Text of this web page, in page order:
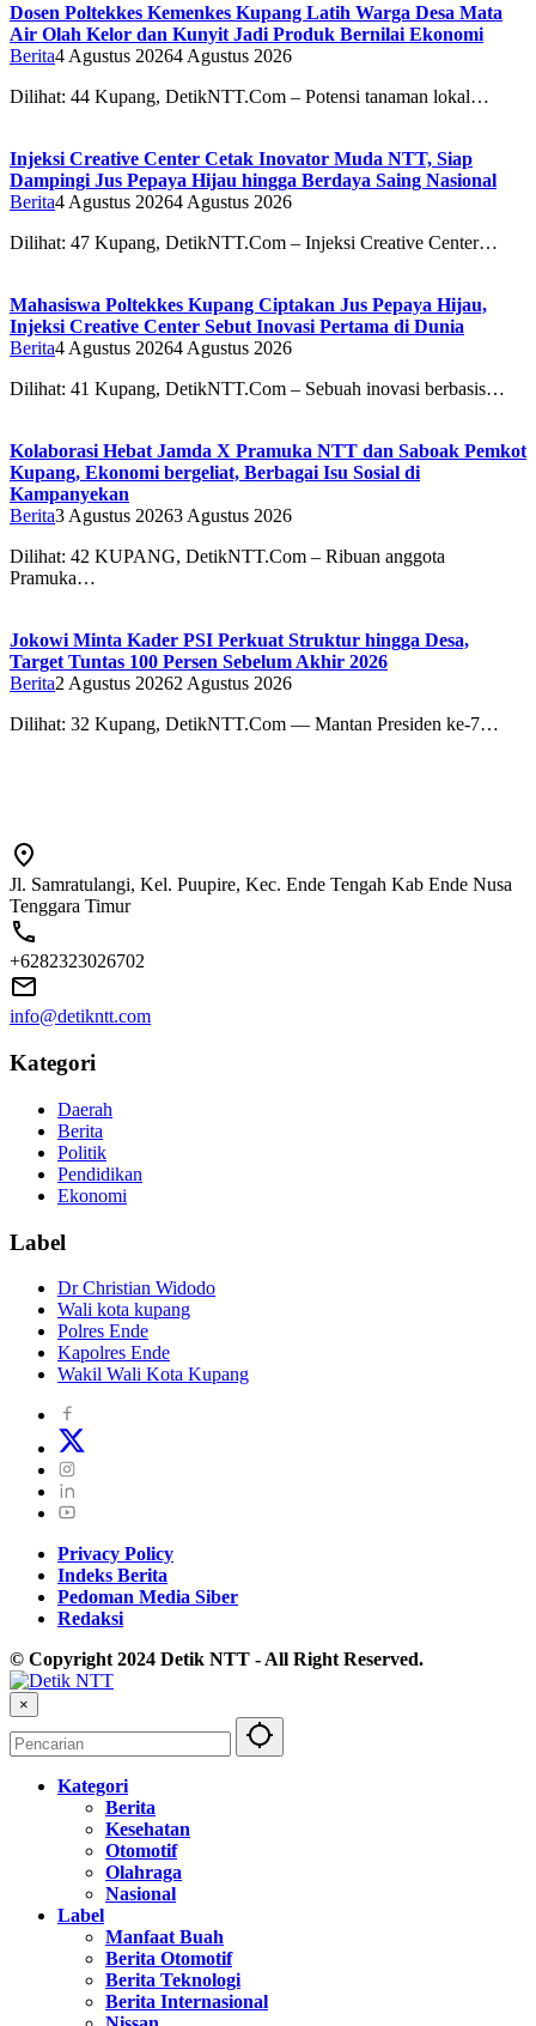
Dosen Poltekkes Kemenkes Kupang Latih Warga Desa Mata
Air Olah Kelor dan Kunyit Jadi Produk Bernilai Ekonomi
Berita4 Agustus 20264 Agustus 2026
Dilihat: 44 Kupang, DetikNTT.Com – Potensi tanaman lokal…
Injeksi Creative Center Cetak Inovator Muda NTT, Siap
Dampingi Jus Pepaya Hijau hingga Berdaya Saing Nasional
Berita4 Agustus 20264 Agustus 2026
Dilihat: 47 Kupang, DetikNTT.Com – Injeksi Creative Center…
Mahasiswa Poltekkes Kupang Ciptakan Jus Pepaya Hijau,
Injeksi Creative Center Sebut Inovasi Pertama di Dunia
Berita4 Agustus 20264 Agustus 2026
Dilihat: 41 Kupang, DetikNTT.Com – Sebuah inovasi berbasis…
Kolaborasi Hebat Jamda X Pramuka NTT dan Saboak Pemkot
Kupang, Ekonomi bergeliat, Berbagai Isu Sosial di
Kampanyekan
Berita3 Agustus 20263 Agustus 2026
Dilihat: 42 ‎‎KUPANG, DetikNTT.Com – Ribuan anggota
Pramuka…
Jokowi Minta Kader PSI Perkuat Struktur hingga Desa,
Target Tuntas 100 Persen Sebelum Akhir 2026
Berita2 Agustus 20262 Agustus 2026
Dilihat: 32 Kupang, DetikNTT.Com — Mantan Presiden ke-7…
Jl. Samratulangi, Kel. Puupire, Kec. Ende Tengah Kab Ende Nusa
Tenggara Timur
+6282323026702
info@detikntt.com
Kategori
Daerah
Berita
Politik
Pendidikan
Ekonomi
Label
Dr Christian Widodo
Wali kota kupang
Polres Ende
Kapolres Ende
Wakil Wali Kota Kupang
Privacy Policy
Indeks Berita
Pedoman Media Siber
Redaksi
© Copyright 2024 Detik NTT - All Right Reserved.
×
Kategori
Berita
Kesehatan
Otomotif
Olahraga
Nasional
Label
Manfaat Buah
Berita Otomotif
Berita Teknologi
Berita Internasional